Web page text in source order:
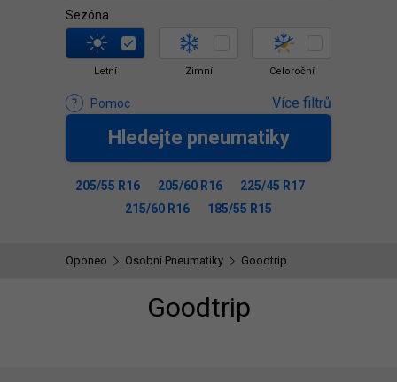
Sezóna
Letní Zimní Celoroční
Pomoc Více filtrů
Hledejte pneumatiky
205/55 R16 205/60 R16
225/45 R17
215/60 R16
185/55 R15
Oponeo Osobní Pneumatiky Goodtrip
Goodtrip